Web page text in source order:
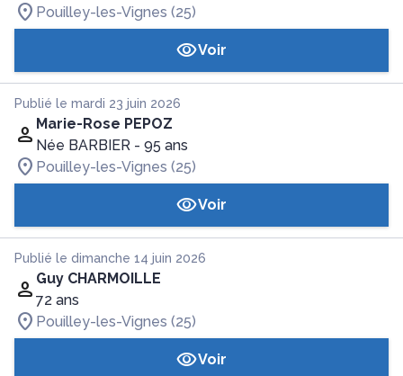
Pouilley-les-Vignes (25)
Voir
Publié le mardi 23 juin 2026
Marie-Rose PEPOZ
Née BARBIER - 95 ans
Pouilley-les-Vignes (25)
Voir
Publié le dimanche 14 juin 2026
Guy CHARMOILLE
72 ans
Pouilley-les-Vignes (25)
Voir